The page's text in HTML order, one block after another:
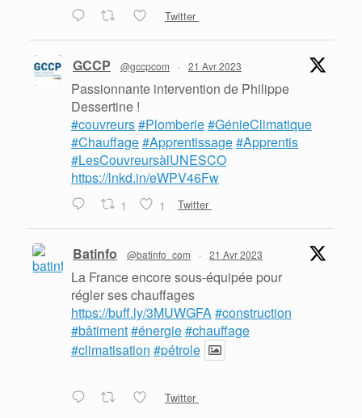
Twitter
GCCP @gccpcom · 21 Avr 2023
Passionnante intervention de Philippe
Dessertine !
#couvreurs#Plomberie#GénieClimatique
#Chauffage#Apprentissage#Apprentis
#LesCouvreursàlUNESCO
https://lnkd.in/eWPV46Fw
1 1 Twitter
Batinfo @batinfo_com · 21 Avr 2023
La France encore sous-équipée pour
régler ses chauffages
https://buff.ly/3MUWGFA#construction
#bâtiment#énergie#chauffage
#climatisation #pétrole
Twitter